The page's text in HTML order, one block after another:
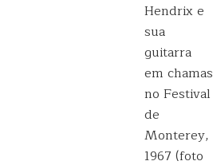
Hendrix e
sua
guitarra
em chamas
no Festival
de
Monterey,
1967 (foto